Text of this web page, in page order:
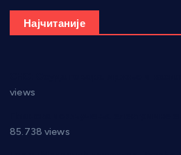
Најчитаније
views
85.738 views